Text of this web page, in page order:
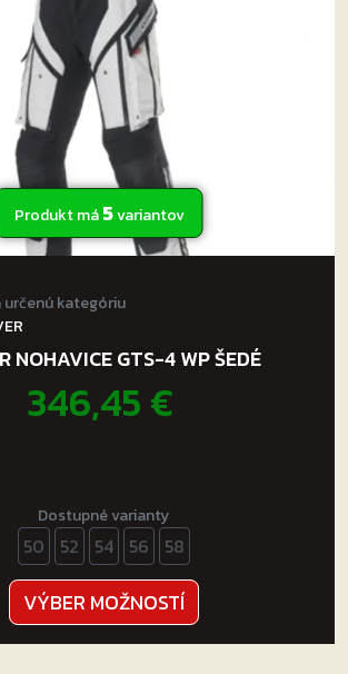
Produkt má5variantov
kategóriu
NOHAVICE GTS-4 WP ŠEDÉ
346,45€
Dostupné varianty
50 52 54 56 58
VÝBER MOŽNOSTÍ
produkt